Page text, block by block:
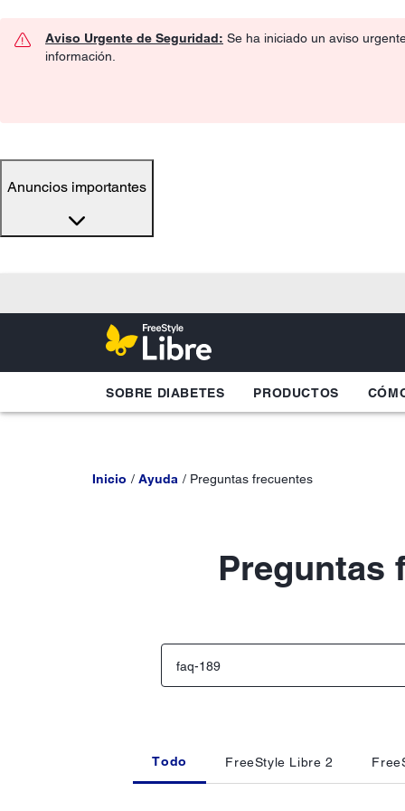
Aviso Urgente de Seguridad: Se ha iniciado un aviso
información.
Anuncios importantes
SOBRE DIABETES PRODUCTOS
Inicio Ayuda Preguntas frecuentes
Preguntas
Todo FreeStyle Libre 2